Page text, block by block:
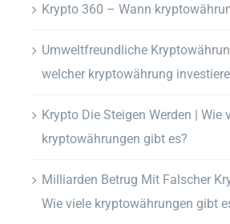
Krypto 360 – Wann
Umweltfreundliche
welcher kryptowährung
Krypto Die Steigen Werden | Wie
kryptowährungen gibt es?
Milliarden Betrug Mit Falscher
Wie viele kryptowährungen gibt